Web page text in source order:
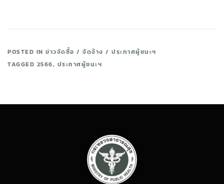
POSTED IN ข่าวจัดซื้อ / จัดจ้าง / ประกาศผู้ชนะฯ
TAGGED 2566, ประกาศผู้ชนะฯ